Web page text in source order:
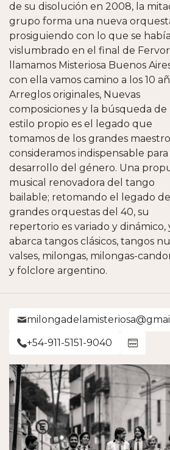
de su disolución en 2008, la
grupo forma una nueva
prosiguiendo con lo que se había
vislumbrado en el final de
llamamos Misteriosa Buenos
con ella vamos camino a los 10
Arreglos originales, Nuevas
composiciones y la búsqueda de
estilo propio es el legado que
tomamos de los grandes
consideramos indispensable para
desarrollo del género. Una
musical renovadora del tango
bailable; retomando el legado
grandes orquestas del 40, su
repertorio es variado y dinámico,
abarca tangos clásicos, tangos
valses, milongas, milongas-
y folclore argentino.
+54-911-5151-9040